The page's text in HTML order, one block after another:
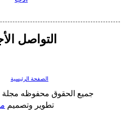
التواصل
الصفحة الرئيسية
جميع الحقوق محفوظه مجلة
تطوير وتصميم